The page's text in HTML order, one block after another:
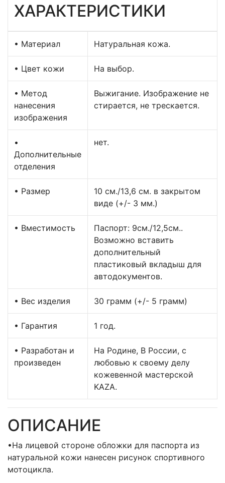
ХАРАКТЕРИСТИКИ
• Материал Натуральная кожа.
• Цвет кожи На выбор.
• Метод
нанесения
изображения
Выжигание. Изображение не
стирается, не трескается.
•
Дополнительные
отделения
нет.
• Размер
10 см./13,6 см. в закрытом
виде (+/- 3 мм.)
• Вместимость
Паспорт: 9см./12,5см..
Возможно вставить
дополнительный
пластиковый вкладыш для
автодокументов.
• Вес изделия 30 грамм (+/- 5 грамм)
• Гарантия 1 год.
• Разработан и
произведен
На Родине, В России, с
любовью к своему делу
кожевенной мастерской
KAZA.
ОПИСАНИЕ
•На лицевой стороне обложки для паспорта из
натуральной кожи нанесен рисунок спортивного
мотоцикла.